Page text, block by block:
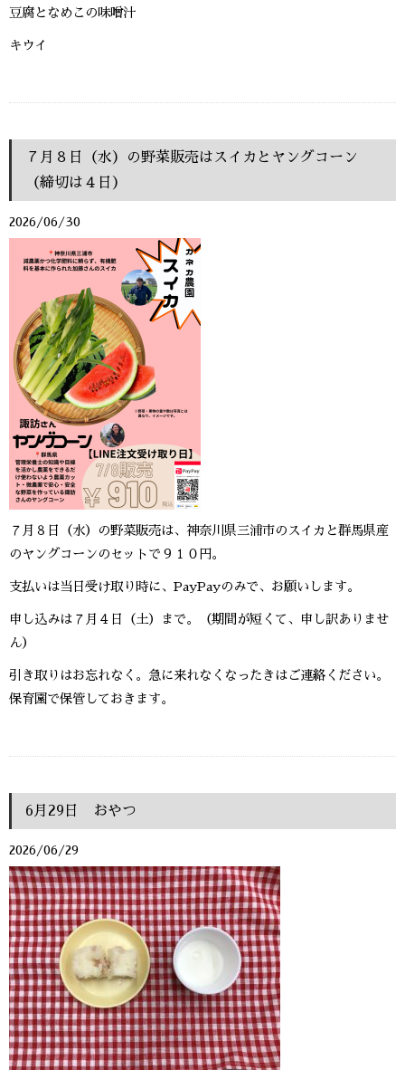
豆腐となめこの味噌汁
キウイ
７月８日（水）の野菜販売はスイカとヤングコーン
（締切は４日）
2026/06/30
７月８日（水）の野菜販売は、神奈川県三浦市のスイカと群馬県産
のヤングコーンのセットで９１０円。
支払いは当日受け取り時に、PayPayのみで、お願いします。
申し込みは７月４日（土）まで。（期間が短くて、申し訳ありませ
ん）
引き取りはお忘れなく。急に来れなくなったきはご連絡ください。
保育園で保管しておきます。
6月29日 おやつ
2026/06/29